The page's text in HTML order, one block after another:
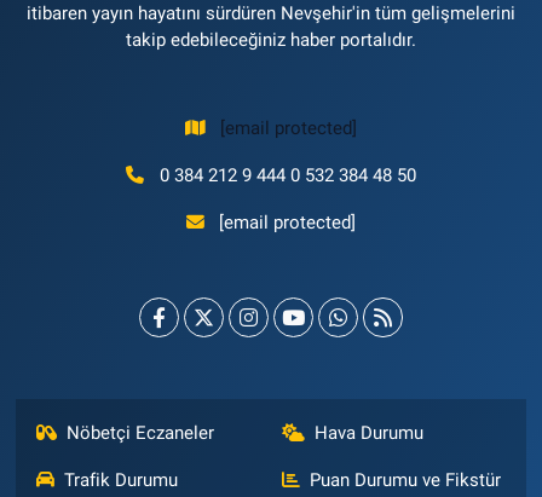
itibaren yayın hayatını sürdüren Nevşehir'in tüm gelişmelerini
takip edebileceğiniz haber portalıdır.
[email protected]
0 384 212 9 444 0 532 384 48 50
[email protected]
Nöbetçi Eczaneler Hava Durumu
Trafik Durumu Puan Durumu ve Fikstür